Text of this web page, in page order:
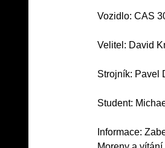
Vozidlo: CAS
Velitel: David
Strojník: Pavel
Student:
Informace: